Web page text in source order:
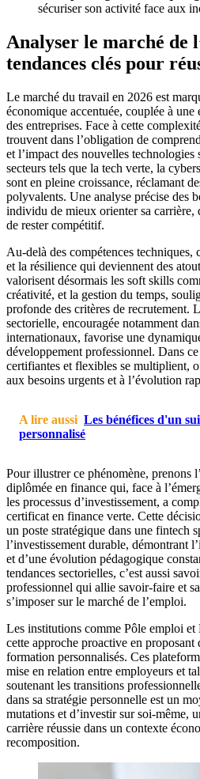
sécuriser son activité face aux
Analyser le marché de
tendances clés pour
Le marché du travail en 2026 est
économique accentuée, couplée à
des entreprises. Face à cette
trouvent dans l’obligation de
et l’impact des nouvelles
secteurs tels que la tech verte, la
sont en pleine croissance, réclamant
polyvalents. Une analyse précise des
individu de mieux orienter sa carrière,
de rester compétitif.
Au-delà des compétences techniques,
et la résilience qui deviennent des
valorisent désormais les soft skills
créativité, et la gestion du temps,
profonde des critères de recrutement.
sectorielle, encouragée notamment
internationaux, favorise une
développement professionnel. Dans
certifiantes et flexibles se multiplient,
aux besoins urgents et à l’évolution
A lire aussi Les bénéfices d'un
personnalisé
Pour illustrer ce phénomène, prenons
diplômée en finance qui, face à
les processus d’investissement, a
certificat en finance verte. Cette
un poste stratégique dans une fintech
l’investissement durable, démontrant
et d’une évolution pédagogique
tendances sectorielles, c’est aussi
professionnel qui allie savoir-faire et
s’imposer sur le marché de l’emploi.
Les institutions comme Pôle emploi
cette approche proactive en proposant
formation personnalisés. Ces
mise en relation entre employeurs et
soutenant les transitions
dans sa stratégie personnelle est un
mutations et d’investir sur soi-même,
carrière réussie dans un contexte
recomposition.